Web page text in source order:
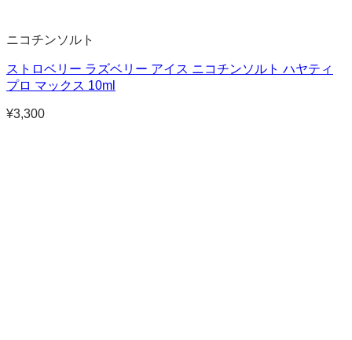
ニコチンソルト
ストロベリー ラズベリー アイス ニコチンソルト ハヤティ
プロ マックス 10ml
¥3,300